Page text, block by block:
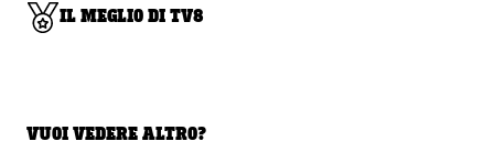
IL MEGLIO DI TV8
VUOI VEDERE ALTRO?